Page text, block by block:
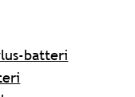
batteri